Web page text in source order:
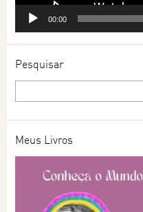
00:00
Pesquisar
Meus Livros